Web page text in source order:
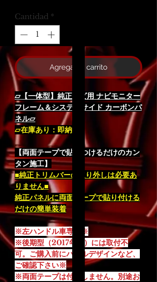
Cantidad *
Agregar al carrito
▱【一体型】純正ナビ用 ナビモニター
フレーム＆システムサイド カーボンパ
ネル▱
▱在庫あり：即納
【両面テープで貼りつけるだけのカン
タン施工】
■純正トリムバーの取り外しは必要あ
りません■
純正パネルに両面テープで貼り付ける
だけの簡単装着
※左ハンドル車専用※
※後期型（2017年～）には取付不
可。ご購入前にパネルデザインなど、
ご確認下さい※
※両面テープは付属しません。別途お